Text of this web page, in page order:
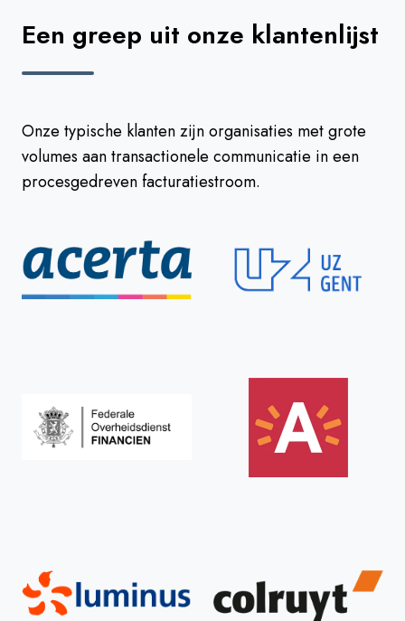
Een greep uit onze klantenlijst
Onze typische klanten zijn organisaties met grote
volumes aan transactionele communicatie in een
procesgedreven facturatiestroom.